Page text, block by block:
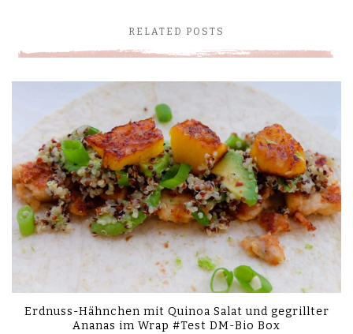
RELATED POSTS
Erdnuss-Hähnchen mit Quinoa Salat und gegrillter
Ananas im Wrap #Test DM-Bio Box